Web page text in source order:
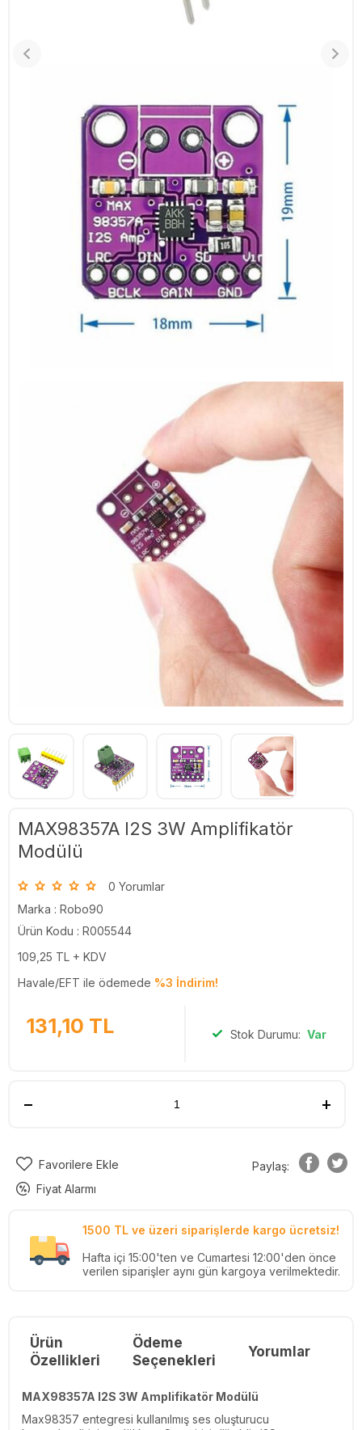
MAX98357A I2S 3W Amplifikatör
Modülü
0 Yorumlar
Marka : Robo90
Ürün Kodu : R005544
109,25 TL + KDV
Havale/EFT ile ödemede %3 İndirim!
131,10 TL Stok Durumu: Var
Favorilere Ekle
Fiyat Alarmı
Paylaş:
1500 TL ve üzeri siparişlerde kargo ücretsiz!
Hafta içi 15:00'ten ve Cumartesi 12:00'den önce
verilen siparişler aynı gün kargoya verilmektedir.
Ürün
Özellikleri
Ödeme
Seçenekleri
Yorumlar
MAX98357A I2S 3W Amplifikatör Modülü
Max98357 entegresi kullanılmış ses oluşturucu